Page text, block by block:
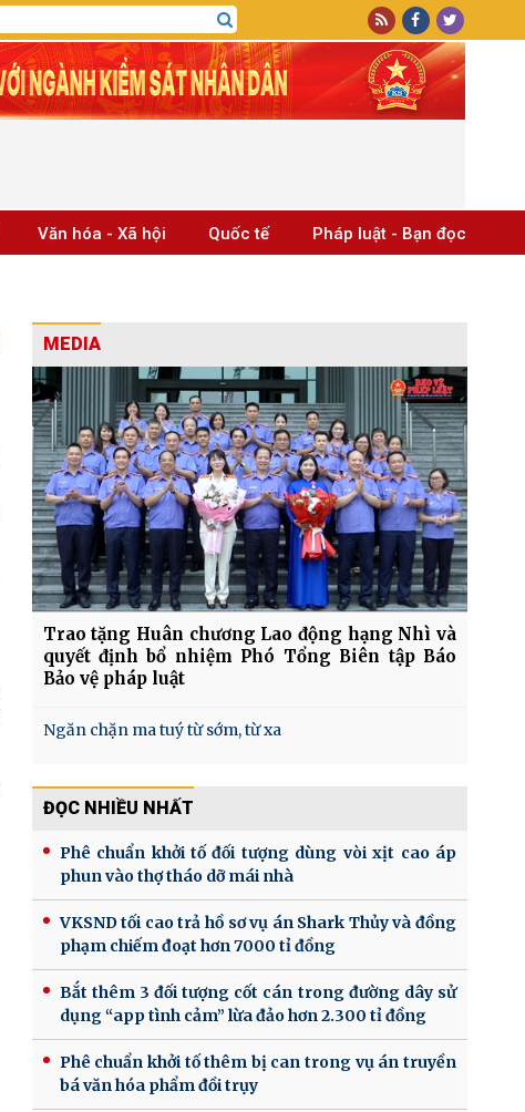
Văn hóa - Xã hội Quốc tế Pháp luật - Bạn đọc
MEDIA
Trao tặng Huân chương Lao động hạng Nhì và
quyết định bổ nhiệm Phó Tổng Biên tập Báo
Bảo vệ pháp luật
Ngăn chặn ma tuý từ sớm, từ xa
ĐỌC NHIỀU NHẤT
Phê chuẩn khởi tố đối tượng dùng vòi xịt cao áp
phun vào thợ tháo dỡ mái nhà
VKSND tối cao trả hồ sơ vụ án Shark Thủy và đồng
phạm chiếm đoạt hơn 7000 tỉ đồng
Bắt thêm 3 đối tượng cốt cán trong đường dây sử
dụng “app tình cảm” lừa đảo hơn 2.300 tỉ đồng
Phê chuẩn khởi tố thêm bị can trong vụ án truyền
bá văn hóa phẩm đồi trụy